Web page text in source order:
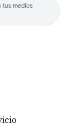
tus medios